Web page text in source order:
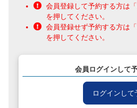
会員登録して予約する方は
を押してください。
会員登録せず予約する方は
を押してください。
会員ログインして
ログインして